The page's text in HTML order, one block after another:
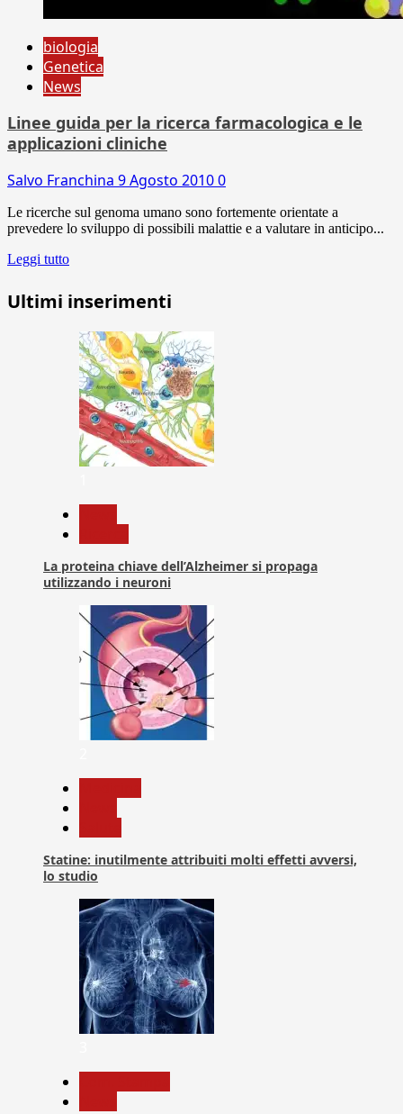
biologia
Genetica
News
Linee guida per la ricerca farmacologica e le
applicazioni cliniche
Salvo Franchina 9 Agosto 20100
Le ricerche sul genoma umano sono fortemente orientate a
prevedere lo sviluppo di possibili malattie e a valutare in anticipo...
Leggi tutto
Ultimi inserimenti
La proteina chiave dell’Alzheimer si propaga
utilizzando i neuroni
Statine: inutilmente attribuiti molti effetti avversi,
lo studio